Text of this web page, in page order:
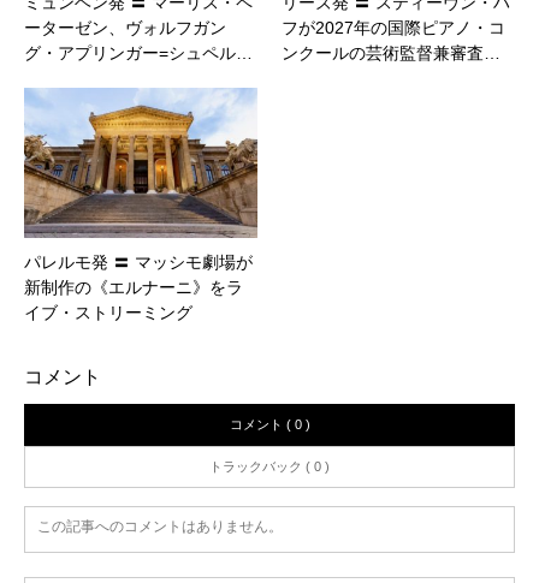
ーターゼン、ヴォルフガン
グ・アプリンガー=シュペル…
フが2027年の国際ピアノ・コ
ンクールの芸術監督兼審査…
パレルモ発 〓 マッシモ劇場が
新制作の《エルナーニ》をラ
イブ・ストリーミング
コメント
コメント ( 0 )
トラックバック ( 0 )
この記事へのコメントはありません。